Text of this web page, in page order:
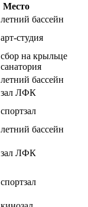
Место
летний бассейн
арт-студия
сбор на крыльце
санатория
летний бассейн
зал ЛФК
спортзал
летний бассейн
зал ЛФК
спортзал